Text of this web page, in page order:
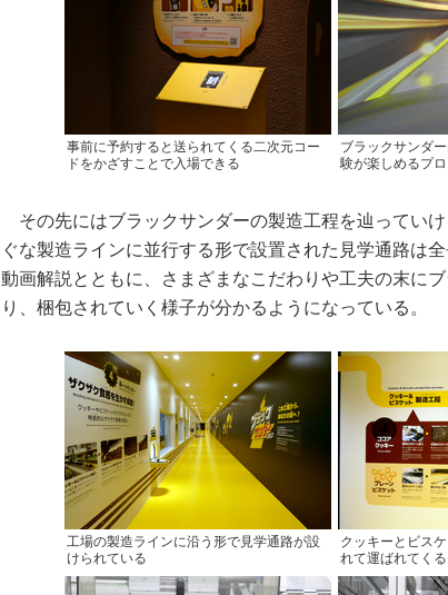
事前に予約すると送られてくる二次元コー
ドをかざすことで入場できる
ブラックサンダ
験が楽しめるプ
その先にはブラックサンダーの製造工程を辿ってい
ぐな製造ラインに並行する形で設置された見学通路は
動画解説とともに、さまざまなこだわりや工夫の末に
り、梱包されていく様子が分かるようになっている。
工場の製造ラインに沿う形で見学通路が設
けられている
クッキーとビス
れて運ばれてくる